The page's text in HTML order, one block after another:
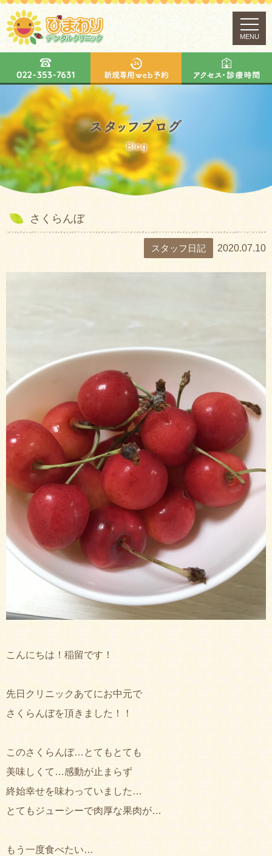
MENU
さくらんぼ
スタッフ日記 2020.07.10
こんにちは！稲留です！
先日クリニックあてにお中元で
さくらんぼを頂きました！！
このさくらんぼ…とてもとても
美味しくて…感動が止まらず
終始幸せを味わっていました…
とてもジューシーで肉厚な果肉が…
もう一度食べたい…